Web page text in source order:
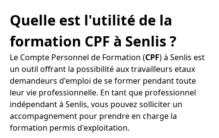
Quelle est l'utilité de la
formation CPF à Senlis ?
Le Compte Personnel de Formation (CPF) à Senlis est
un outil offrant la possibilité aux travailleurs etaux
demandeurs d'emploi de se former pendant toute
leur vie professionnelle. En tant que professionnel
indépendant à Senlis, vous pouvez solliciter un
accompagnement pour prendre en charge la
formation permis d'exploitation.